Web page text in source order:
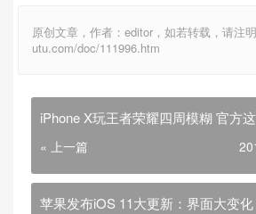
原创文章，作者：editor，如若转载，请注
utu.com/doc/111996.htm
iPhone X玩王者荣耀四周模糊 官方
« 上一篇
苹果发布iOS 11大更新：界面大变化